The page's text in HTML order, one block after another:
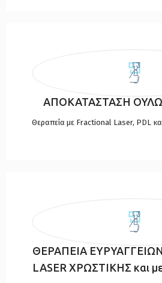
ΑΠΟΚΑΤΑΣΤΑΣΗ
Θεραπεία με Fractional Laser, PDL
ΘΕΡΑΠΕΙΑ
LASER ΧΡΩΣΤΙΚΗΣ και